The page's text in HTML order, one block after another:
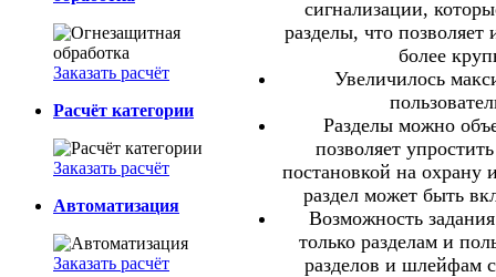
Заказать расчёт
Расчёт категории
Заказать расчёт
Автоматизация
Заказать расчёт
сигнализации,
разделы, что позволяет
более
Увеличилось
Разделы можно
позволяет
постановкой на
раздел может быть
Возможность
только разделам и
разделов и шлейфам